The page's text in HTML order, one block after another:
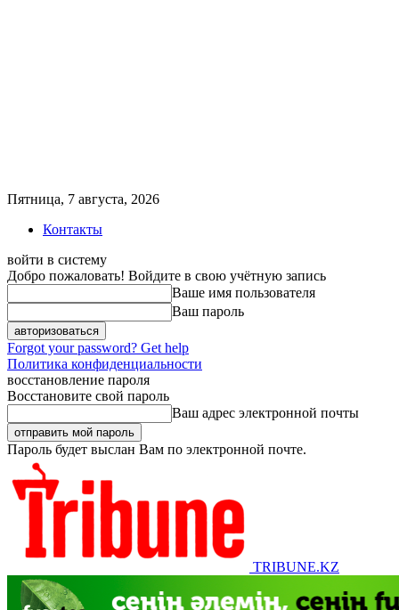
Пятница, 7 августа, 2026
Контакты
войти в систему
Добро пожаловать! Войдите в свою учётную запись
Ваше имя пользователя
Ваш пароль
Forgot your password? Get help
Политика конфиденциальности
восстановление пароля
Восстановите свой пароль
Ваш адрес электронной почты
Пароль будет выслан Вам по электронной почте.
TRIBUNE.KZ